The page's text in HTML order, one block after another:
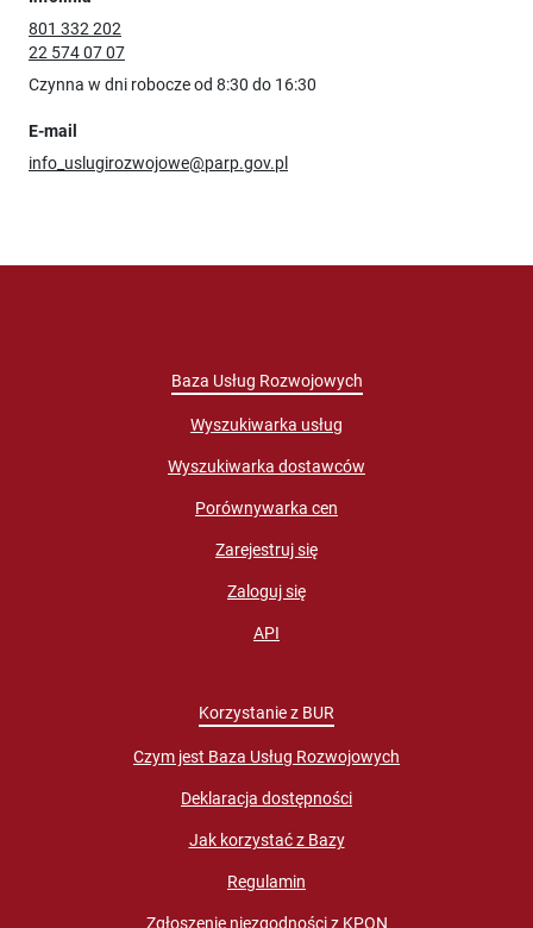
801 332 202
22 574 07 07
Czynna w dni robocze od 8:30 do 16:30
E-mail
info_uslugirozwojowe@parp.gov.pl
Baza Usług Rozwojowych
Wyszukiwarka usług
Wyszukiwarka dostawców
Porównywarka cen
Zarejestruj się
Zaloguj się
API
Korzystanie z BUR
Czym jest Baza Usług Rozwojowych
Deklaracja dostępności
Jak korzystać z Bazy
Regulamin
Zgłoszenie niezgodności z KPON